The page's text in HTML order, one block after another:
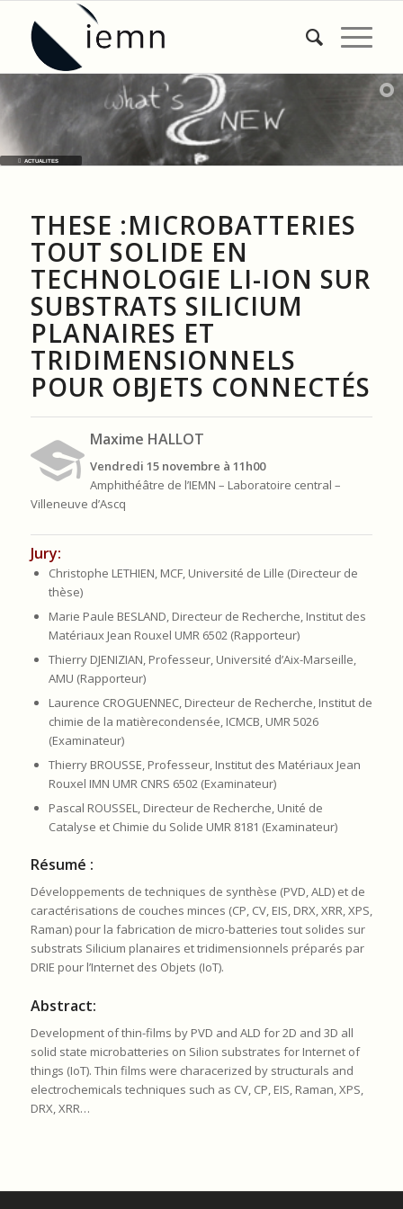
ACTUALITES
THESE :MICROBATTERIES
TOUT SOLIDE EN
TECHNOLOGIE LI-ION SUR
SUBSTRATS SILICIUM
PLANAIRES ET
TRIDIMENSIONNELS
POUR OBJETS CONNECTÉS
Maxime HALLOT
Vendredi 15 novembre à 11h00
Amphithéâtre de l’IEMN – Laboratoire central –
Villeneuve d’Ascq
Jury:
Christophe LETHIEN, MCF, Université de Lille (Directeur de
thèse)
Marie Paule BESLAND, Directeur de Recherche, Institut des
Matériaux Jean Rouxel UMR 6502 (Rapporteur)
Thierry DJENIZIAN, Professeur, Université d’Aix-Marseille,
AMU (Rapporteur)
Laurence CROGUENNEC, Directeur de Recherche, Institut de
chimie de la matièrecondensée, ICMCB, UMR 5026
(Examinateur)
Thierry BROUSSE, Professeur, Institut des Matériaux Jean
Rouxel IMN UMR CNRS 6502 (Examinateur)
Pascal ROUSSEL, Directeur de Recherche, Unité de
Catalyse et Chimie du Solide UMR 8181 (Examinateur)
Résumé :
Développements de techniques de synthèse (PVD, ALD) et de
caractérisations de couches minces (CP, CV, EIS, DRX, XRR, XPS,
Raman) pour la fabrication de micro-batteries tout solides sur
substrats Silicium planaires et tridimensionnels préparés par
DRIE pour l’Internet des Objets (IoT).
Abstract:
Development of thin-films by PVD and ALD for 2D and 3D all
solid state microbatteries on Silion substrates for Internet of
things (IoT). Thin films were characerized by structurals and
electrochemicals techniques such as CV, CP, EIS, Raman, XPS,
DRX, XRR…